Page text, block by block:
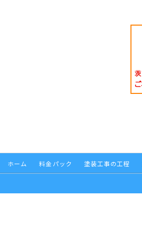
ホーム 料金パック 塗装工事の工程